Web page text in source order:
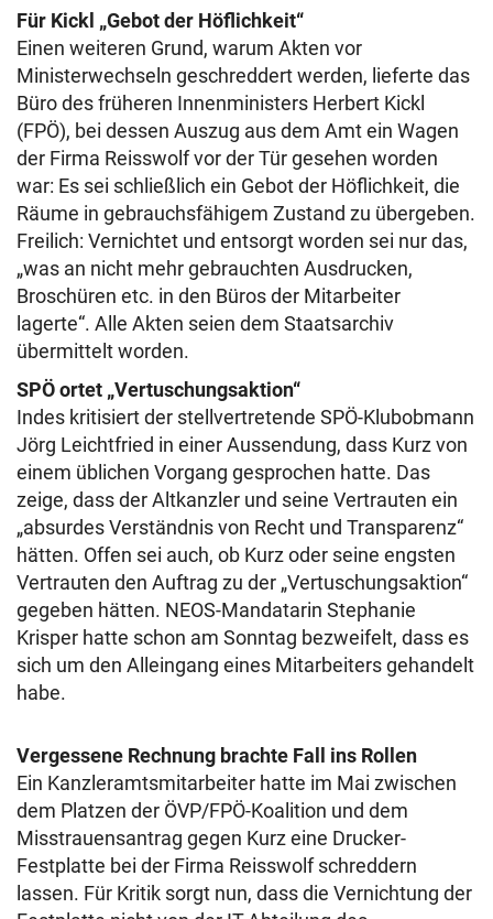
Für Kickl „Gebot der Höflichkeit“
Einen weiteren Grund, warum Akten vor
Ministerwechseln geschreddert werden, lieferte das
Büro des früheren Innenministers Herbert Kickl
(FPÖ), bei dessen Auszug aus dem Amt ein Wagen
der Firma Reisswolf vor der Tür gesehen worden
war: Es sei schließlich ein Gebot der Höflichkeit, die
Räume in gebrauchsfähigem Zustand zu übergeben.
Freilich: Vernichtet und entsorgt worden sei nur das,
„was an nicht mehr gebrauchten Ausdrucken,
Broschüren etc. in den Büros der Mitarbeiter
lagerte“. Alle Akten seien dem Staatsarchiv
übermittelt worden.
SPÖ ortet „Vertuschungsaktion“
Indes kritisiert der stellvertretende SPÖ-Klubobmann
Jörg Leichtfried in einer Aussendung, dass Kurz von
einem üblichen Vorgang gesprochen hatte. Das
zeige, dass der Altkanzler und seine Vertrauten ein
„absurdes Verständnis von Recht und Transparenz“
hätten. Offen sei auch, ob Kurz oder seine engsten
Vertrauten den Auftrag zu der „Vertuschungsaktion“
gegeben hätten. NEOS-Mandatarin Stephanie
Krisper hatte schon am Sonntag bezweifelt, dass es
sich um den Alleingang eines Mitarbeiters gehandelt
habe.
Vergessene Rechnung brachte Fall ins Rollen
Ein Kanzleramtsmitarbeiter hatte im Mai zwischen
dem Platzen der ÖVP/FPÖ-Koalition und dem
Misstrauensantrag gegen Kurz eine Drucker-
Festplatte bei der Firma Reisswolf schreddern
lassen. Für Kritik sorgt nun, dass die Vernichtung der